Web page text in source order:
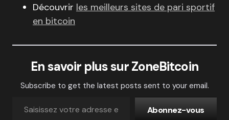
Découvrir les meilleurs sites de pari sportif
en bitcoin
En savoir plus sur ZoneBitcoin
Subscribe to get the latest posts sent to your email.
Abonnez-vous